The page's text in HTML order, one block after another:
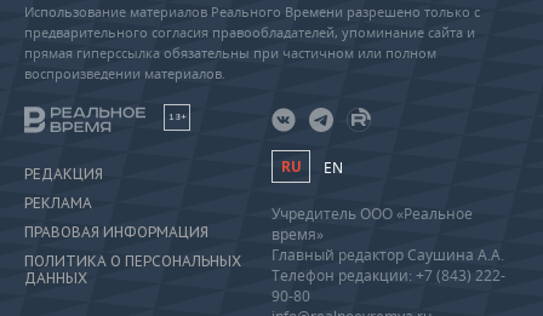
Использование материалов Реального Времени разрешено только с
предварительного согласия правообладателей, упоминание сайта и
прямая гиперссылка обязательны при частичном или полном
воспроизведении материалов.
18+
РЕДАКЦИЯ
РЕКЛАМА
ПРАВОВАЯ ИНФОРМАЦИЯ
ПОЛИТИКА О ПЕРСОНАЛЬНЫХ
ДАННЫХ
RU EN
Учредитель ООО «Реальное
время»
Главный редактор Саушина А.А.
Телефон редакции: +7 (843) 222-
90-80